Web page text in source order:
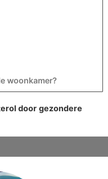
woonkamer?
door gezondere